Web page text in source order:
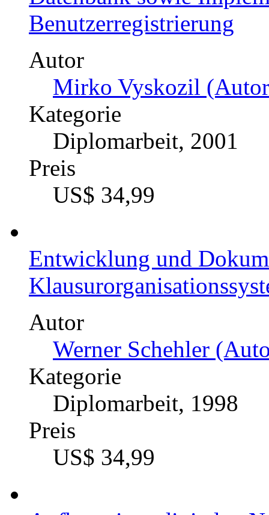
Benutzerregistrierung
Autor
Mirko Vyskozil
Kategorie
Diplomarbeit, 2001
Preis
US$ 34,99
Entwicklung und
Autor
Werner Schehler
Kategorie
Diplomarbeit, 1998
Preis
US$ 34,99